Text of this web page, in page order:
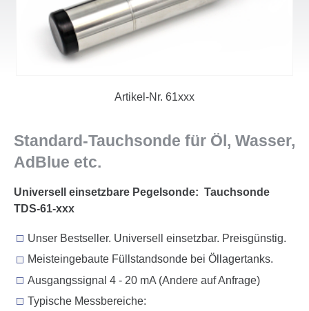
Artikel-Nr. 61xxx
Standard-Tauchsonde für Öl, Wasser,
AdBlue etc.
Universell einsetzbare Pegelsonde: Tauchsonde
TDS-61-xxx
Unser Bestseller. Universell einsetzbar. Preisgünstig.
Meisteingebaute Füllstandsonde bei Öllagertanks.
Ausgangssignal 4 - 20 mA (Andere auf Anfrage)
Typische Messbereiche: